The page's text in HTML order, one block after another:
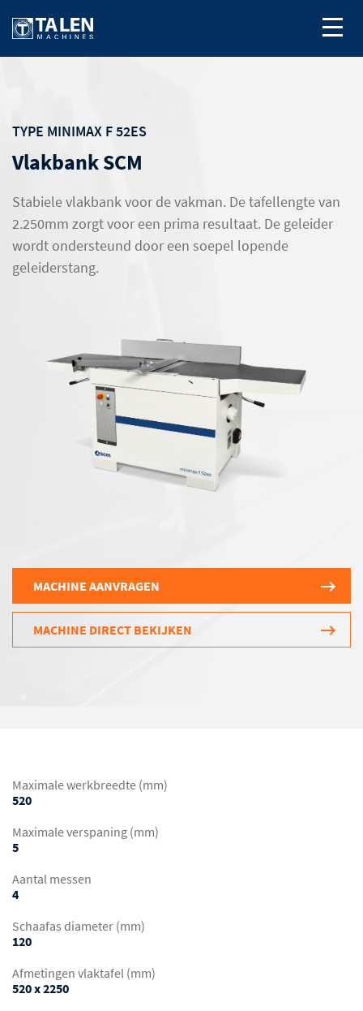
TYPE MINIMAX F 52ES
Vlakbank SCM
Stabiele vlakbank voor de vakman. De tafellengte van
2.250mm zorgt voor een prima resultaat. De geleider
wordt ondersteund door een soepel lopende
geleiderstang.
MACHINE AANVRAGEN
MACHINE DIRECT BEKIJKEN
Maximale werkbreedte (mm)
520
Maximale verspaning (mm)
5
Aantal messen
4
Schaafas diameter (mm)
120
Afmetingen vlaktafel (mm)
520 x 2250